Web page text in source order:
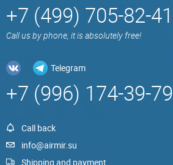
+7 (499) 705-82-41
Call us by phone, it is absolutely free!
Telegram
+7 (996) 174-39-79
Call back
info@airmir.su
Shipping and payment